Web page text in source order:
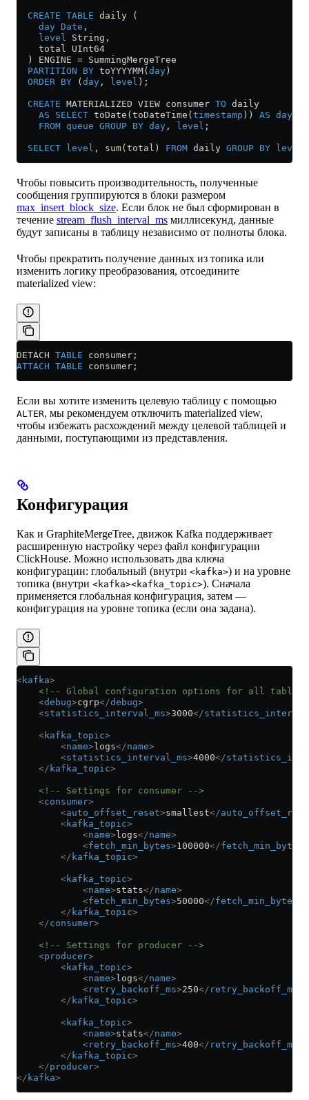
  CREATE
TABLE daily (
    day
Date ,
    level
String,
    total UInt64
  ) ENGINE
= SummingMergeTree
  PARTITION
BY toYYYYMM( day )
  ORDER BY
( day , level );
  CREATE
MATERIALIZED VIEW consumer TO daily
    AS
SELECT toDate(toDateTime( timestamp )) AS day
    FROM
queue GROUP BY day , level ;
  SELECT
level , sum(total) FROM daily GROUP BY level
Чтобы повысить производительность, полученные
сообщения группируются в блоки размером
max_insert_block_size. Если блок не был сформирован в
течение stream_flush_interval_ms миллисекунд, данные
будут записаны в таблицу независимо от полноты блока.
Чтобы прекратить получение данных из топика или
изменить логику преобразования, отсоедините
materialized view:
DETACH TABLE consumer;
ATTACH TABLE consumer;
Если вы хотите изменить целевую таблицу с помощью
ALTER, мы рекомендуем отключить materialized view,
чтобы избежать расхождений между целевой таблицей и
данными, поступающими из представления.
Конфигурация
Как и GraphiteMergeTree, движок Kafka поддерживает
расширенную настройку через файл конфигурации
ClickHouse. Можно использовать два ключа
конфигурации: глобальный (внутри <kafka>) и на уровне
топика (внутри <kafka><kafka_topic>). Сначала
применяется глобальная конфигурация, затем —
конфигурация на уровне топика (если она задана).
<kafka>
<!-- Global configuration options for all tables
    <
debug>cgrp</debug>
    <
statistics_interval_ms>3000</
    <
kafka_topic>
        <
name> logs</name>
        <
statistics_interval_ms>4000</
    </
kafka_topic>
    <!-- Settings for consumer -->
    <
consumer>
        <
auto_offset_reset>smallest</
        <
kafka_topic>
            <
name> logs</name>
            <
fetch_min_bytes>100000</fetch_min_bytes
        </
kafka_topic>
        <
kafka_topic>
            <
name>stats</name>
            <
fetch_min_bytes>50000</fetch_min_bytes
        </
kafka_topic>
    </
consumer>
    <!-- Settings for producer -->
    <
producer>
        <
kafka_topic>
            <
name> logs</name>
            <
retry_backoff_ms>250</ retry_backoff_ms
        </
kafka_topic>
        <
kafka_topic>
            <
name>stats</name>
            <
retry_backoff_ms>400</ retry_backoff_ms
        </
kafka_topic>
    </
producer>
</ kafka>